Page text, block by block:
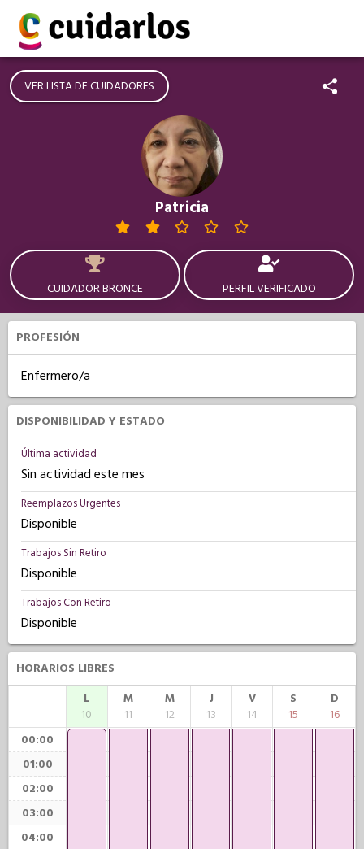
VER LISTA DE CUIDADORES
Patricia
CUIDADOR BRONCE PERFIL VERIFICADO
PROFESIÓN
Enfermero/a
DISPONIBILIDAD Y ESTADO
Última actividad
Sin actividad este mes
Reemplazos Urgentes
Disponible
Trabajos Sin Retiro
Disponible
Trabajos Con Retiro
Disponible
HORARIOS LIBRES
L
10
M
11
M
12
J
13
V
14
S
15
D
16
00:00
01:00
02:00
03:00
04:00